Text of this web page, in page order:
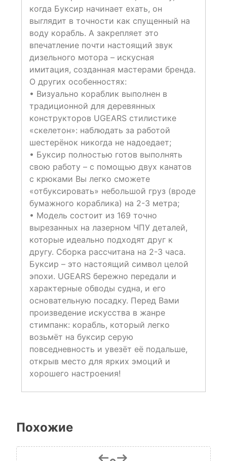
когда Буксир начинает ехать, он
выглядит в точности как спущенный на
воду корабль. А закрепляет это
впечатление почти настоящий звук
дизельного мотора – искусная
имитация, созданная мастерами бренда.
О других особенностях:
• Визуально кораблик выполнен в
традиционной для деревянных
конструкторов UGEARS стилистике
«скелетон»: наблюдать за работой
шестерёнок никогда не надоедает;
• Буксир полностью готов выполнять
свою работу – с помощью двух канатов
с крюками Вы легко сможете
«отбуксировать» небольшой груз (вроде
бумажного кораблика) на 2-3 метра;
• Модель состоит из 169 точно
вырезанных на лазерном ЧПУ деталей,
которые идеально подходят друг к
другу. Сборка рассчитана на 2-3 часа.
Буксир – это настоящий символ целой
эпохи. UGEARS бережно передали и
характерные обводы судна, и его
основательную посадку. Перед Вами
произведение искусства в жанре
стимпанк: корабль, который легко
возьмёт на буксир серую
повседневность и увезёт её подальше,
открыв место для ярких эмоций и
хорошего настроения!
Похожие